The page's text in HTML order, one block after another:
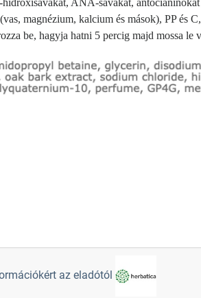
ANA-savakat,
magnézium, kalcium és mások), PP és
be, hagyja hatni 5 percig majd mossa le
az eladótól